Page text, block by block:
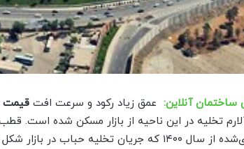
ساختمان آنلاین: عمق زیاد رکود و سرعت افت
تخلیه در این ناحیه از بازار مسکن شده است.
ماه سپری‌شده از سال ۱۴۰۰ که جریان تخلیه